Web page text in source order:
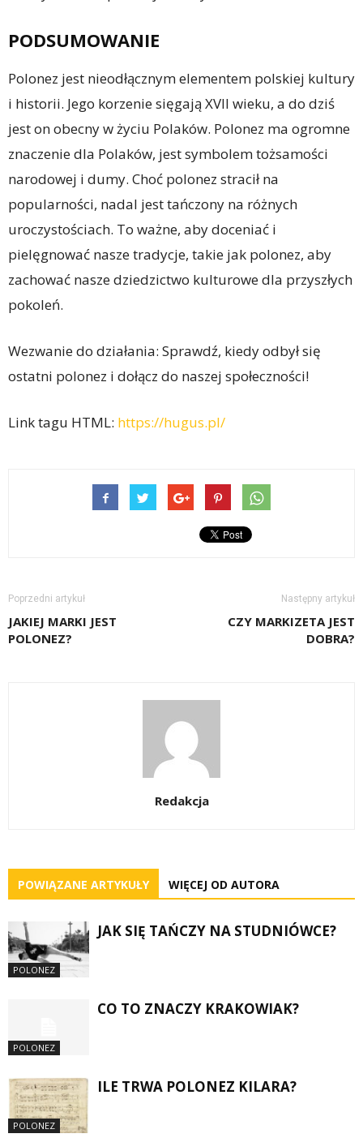
PODSUMOWANIE
Polonez jest nieodłącznym elementem polskiej kultury
i historii. Jego korzenie sięgają XVII wieku, a do dziś
jest on obecny w życiu Polaków. Polonez ma ogromne
znaczenie dla Polaków, jest symbolem tożsamości
narodowej i dumy. Choć polonez stracił na
popularności, nadal jest tańczony na różnych
uroczystościach. To ważne, aby doceniać i
pielęgnować nasze tradycje, takie jak polonez, aby
zachować nasze dziedzictwo kulturowe dla przyszłych
pokoleń.
Wezwanie do działania: Sprawdź, kiedy odbył się
ostatni polonez i dołącz do naszej społeczności!
Link tagu HTML: https://hugus.pl/
Poprzedni artykuł
JAKIEJ MARKI JEST
POLONEZ?
Następny artykuł
CZY MARKIZETA JEST
DOBRA?
Redakcja
POWIĄZANE ARTYKUŁY WIĘCEJ OD AUTORA
POLONEZ
JAK SIĘ TAŃCZY NA STUDNIÓWCE?
POLONEZ
CO TO ZNACZY KRAKOWIAK?
POLONEZ
ILE TRWA POLONEZ KILARA?